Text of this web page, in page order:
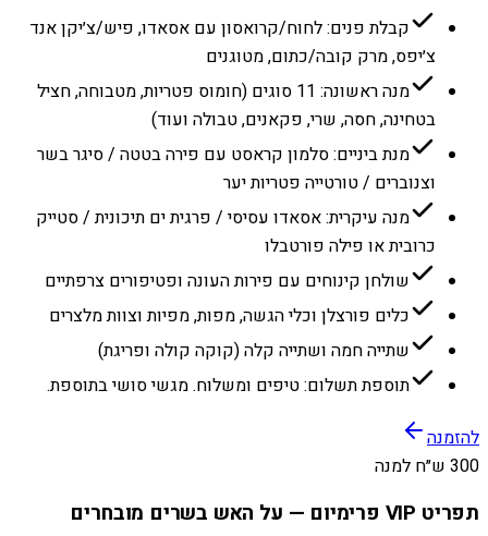
קבלת פנים: לחוח/קרואסון עם אסאדו, פיש/צ׳יקן אנד
צ׳יפס, מרק קובה/כתום, מטוגנים
מנה ראשונה: 11 סוגים (חומוס פטריות, מטבוחה, חציל
בטחינה, חסה, שרי, פקאנים, טבולה ועוד)
מנת ביניים: סלמון קראסט עם פירה בטטה / סיגר בשר
וצנוברים / טורטייה פטריות יער
מנה עיקרית: אסאדו עסיסי / פרגית ים תיכונית / סטייק
כרובית או פילה פורטבלו
שולחן קינוחים עם פירות העונה ופטיפורים צרפתיים
כלים פורצלן וכלי הגשה, מפות, מפיות וצוות מלצרים
שתייה חמה ושתייה קלה (קוקה קולה ופריגת)
תוספת תשלום: טיפים ומשלוח. מגשי סושי בתוספת.
להזמנה
300 ש״ח למנה
תפריט VIP פרימיום — על האש בשרים מובחרים